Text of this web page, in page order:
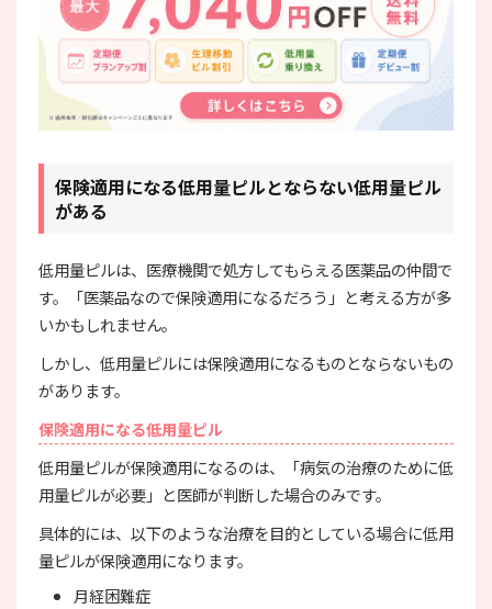
保険適用になる低用量ピルとならない低用量ピル
がある
低用量ピルは、医療機関で処方してもらえる医薬品の仲間で
す。「医薬品なので保険適用になるだろう」と考える方が多
いかもしれません。
しかし、低用量ピルには保険適用になるものとならないもの
があります。
保険適用になる低用量ピル
低用量ピルが保険適用になるのは、「病気の治療のために低
用量ピルが必要」と医師が判断した場合のみです。
具体的には、以下のような治療を目的としている場合に低用
量ピルが保険適用になります。
月経困難症